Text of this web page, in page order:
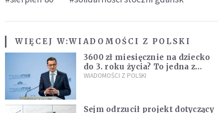
WIĘCEJ W:WIADOMOŚCI Z POLSKI
3600 zł miesięcznie na dziecko
do 3. roku życia? To jedna z
propozycji programu "Rozwój
WIADOMOŚCI Z POLSKI
Sejm odrzucił projekt dotyczący